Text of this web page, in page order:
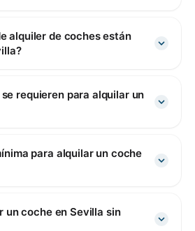
alquiler de coches están
requieren para alquilar un
para alquilar un coche
un coche en Sevilla sin